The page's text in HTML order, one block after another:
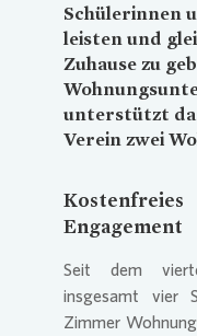
Schülerinnen
leisten und
Zuhause zu
unterstützt
Verein zwei
Engagement
Seit dem
insgesamt vier
Zimmer